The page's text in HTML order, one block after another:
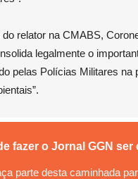
relator na CMABS,
legalmente o
pelas Polícias Militares na
fazer o Jornal GGN ser
parte desta caminhada